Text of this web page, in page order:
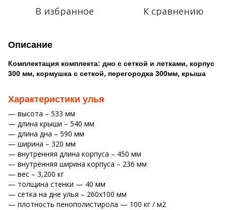
В избранное К сравнению
Описание
Комплектация комплекта: дно с сеткой и летками, корпус
300 мм, кормушка с сеткой, перегородка 300мм, крыша
Характеристики улья
— высота – 533 мм
— длина крыши – 540 мм
— длина дна – 590 мм
— ширина – 320 мм
— внутренняя длина корпуса – 450 мм
— внутренняя ширина корпуса – 236 мм
— вес – 3,200 кг
— толщина стенки — 40 мм
— сетка на дне улья – 260х100 мм
— плотность пенополистирола — 100 кг / м2